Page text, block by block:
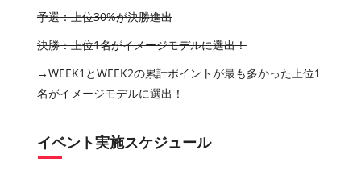
予選：上位30%が決勝進出
決勝：上位1名がイメージモデルに選出！
→WEEK1とWEEK2の累計ポイントが最も多かった上位1
名がイメージモデルに選出！
イベント実施スケジュール